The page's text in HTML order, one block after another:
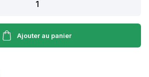
Ajouter au panier